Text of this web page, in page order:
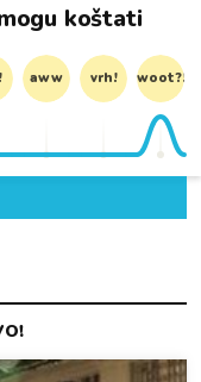
koštati
aww vrh! woot?!